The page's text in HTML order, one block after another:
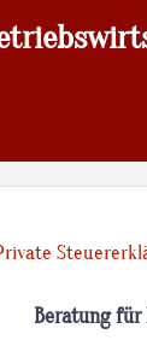
Beratung für